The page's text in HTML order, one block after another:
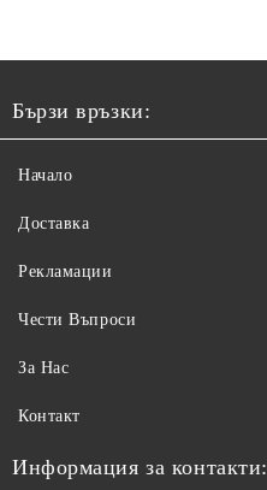
Бързи връзки:
Начало
Доставка
Рекламации
Чести Въпроси
За Нас
Контакт
Информация за контакти: